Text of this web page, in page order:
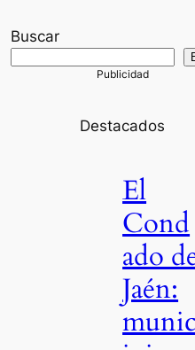
Buscar
Destacados
El
Cond
ado
Jaén: